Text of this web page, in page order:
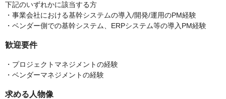
下記のいずれかに該当する方
・事業会社における基幹システムの導入/開発/運用のPM経験
・ベンダー側での基幹システム、ERPシステム等の導入PM経験
歓迎要件
・プロジェクトマネジメントの経験
・ベンダーマネジメントの経験
求める人物像